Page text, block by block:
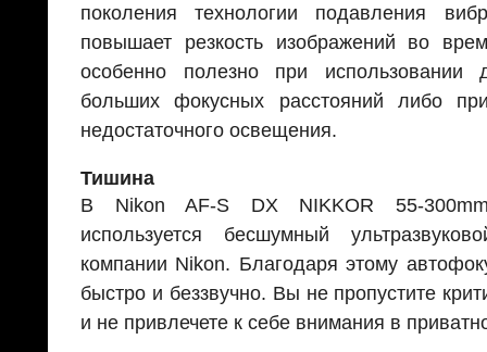
поколения технологии подавления
повышает резкость изображений во
особенно полезно при
больших фокусных расстояний либо
недостаточного освещения.
Тишина
В Nikon AF-S DX NIKKOR 55-
используется бесшумный
компании Nikon. Благодаря этому
быстро и беззвучно. Вы не пропустите
и не привлечете к себе внимания в